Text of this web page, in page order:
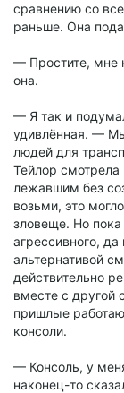
сравнению со
раньше. Она
— Простите, мне
она.
— Я так и
удивлённая. —
людей для
Тейлор смотрела
лежавшим без
возьми, это
зловеще. Но
агрессивного,
альтернативой
действительно
вместе с другой
пришлые
консоли.
— Консоль, у
наконец-то